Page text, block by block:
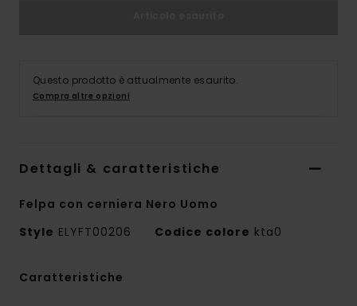
Questo prodotto è attualmente esaurito.
Compra altre opzioni
Dettagli & caratteristiche
Felpa con cerniera Nero Uomo
Style ELYFT00206 Codice colore kta0
Caratteristiche